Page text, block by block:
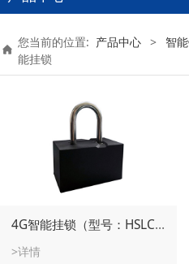
您当前的位置: 产品中心 > 智
能挂锁
4G智能挂锁（型号：HSLC-100PL26/4G）（远程开锁+无源电子锁芯）
>详情